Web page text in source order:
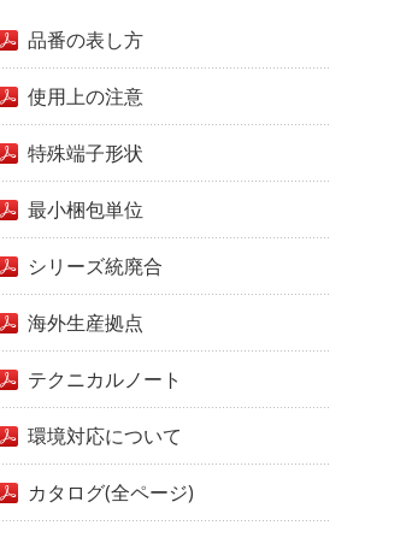
品番の表し方
使用上の注意
特殊端子形状
最小梱包単位
シリーズ統廃合
海外生産拠点
テクニカルノート
環境対応について
カタログ(全ページ)